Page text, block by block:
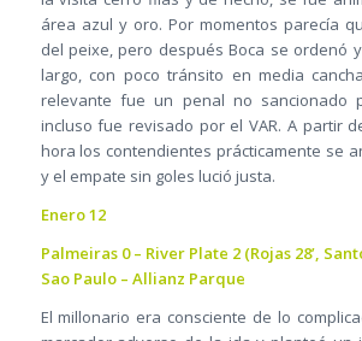
área azul y oro. Por momentos parecía
del peixe, pero después Boca se ordenó
largo, con poco tránsito en media
relevante fue un penal no sancionado
incluso fue revisado por el VAR. A partir
hora los contendientes prácticamente se
y el empate sin goles lució justa.
Enero 12
Palmeiras 0 – River Plate 2 (Rojas 28’,
Sao Paulo – Allianz Parque
El millonario era consciente de lo